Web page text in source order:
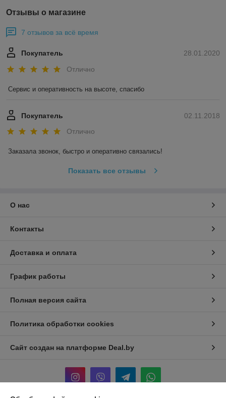
Отзывы о магазине
7 отзывов за всё время
28.01.2020
Покупатель
Отлично
Сервис и оперативность на высоте, спасибо
02.11.2018
Покупатель
Отлично
Заказала звонок, быстро и оперативно связались!
Показать все отзывы
О нас
Контакты
Доставка и оплата
График работы
Полная версия сайта
Политика обработки cookies
Сайт создан на платформе Deal.by